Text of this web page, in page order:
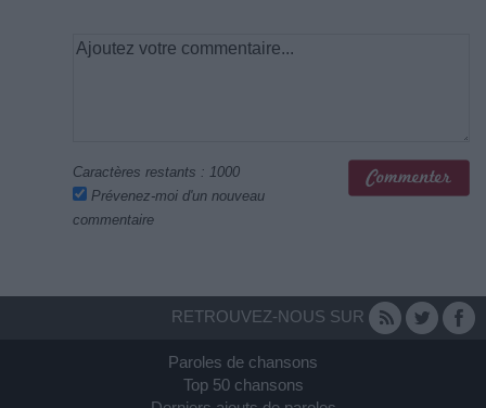
Caractères restants : 1000
Prévenez-moi d'un nouveau
commentaire
RETROUVEZ-NOUS SUR
Paroles de chansons
Top 50 chansons